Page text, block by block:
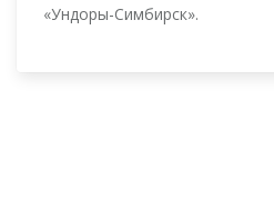
«Ундоры-Симбирск».